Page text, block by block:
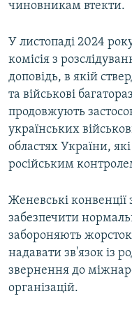
чиновникам втекти.
У листопаді 2024
комісія з
доповідь, в якій
та військові
продовжують
українських
областях України,
російським
Женевські
забезпечити
забороняють
надавати зв'язок із
звернення до
організацій.